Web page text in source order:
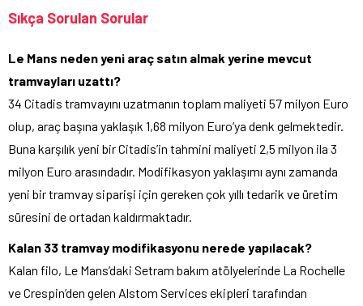
Sıkça Sorulan Sorular
Le Mans neden yeni araç satın almak yerine mevcut
tramvayları uzattı?
34 Citadis tramvayını uzatmanın toplam maliyeti 57 milyon Euro
olup, araç başına yaklaşık 1,68 milyon Euro’ya denk gelmektedir.
Buna karşılık yeni bir Citadis’in tahmini maliyeti 2,5 milyon ila 3
milyon Euro arasındadır. Modifikasyon yaklaşımı aynı zamanda
yeni bir tramvay siparişi için gereken çok yıllı tedarik ve üretim
süresini de ortadan kaldırmaktadır.
Kalan 33 tramvay modifikasyonu nerede yapılacak?
Kalan filo, Le Mans’daki Setram bakım atölyelerinde La Rochelle
ve Crespin’den gelen Alstom Services ekipleri tarafından